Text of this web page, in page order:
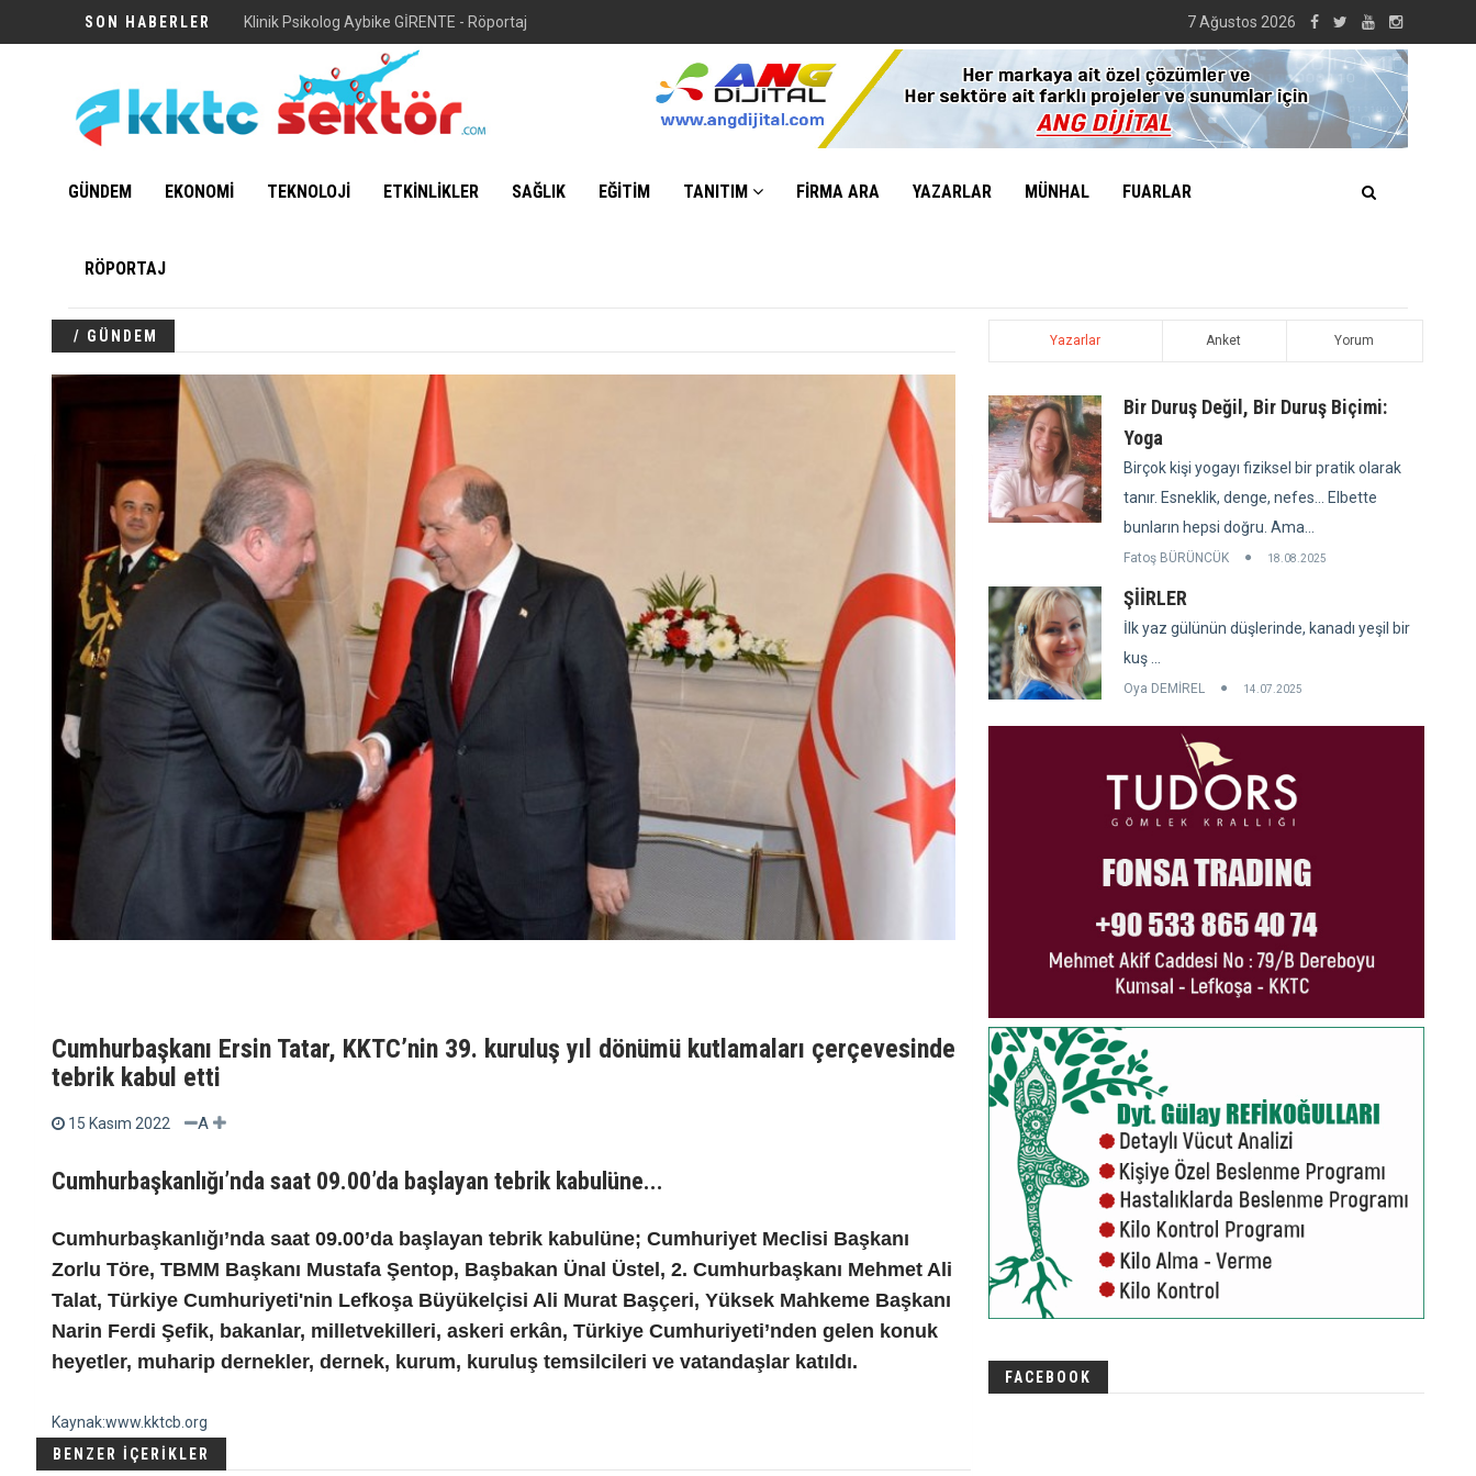
SON HABERLER Klinik Psikolog Aybike GİRENTE - Röportaj 7 Ağustos 2026
GÜNDEM EKONOMİ TEKNOLOJİ ETKİNLİKLER SAĞLIK EĞİTİM TANITIM FİRMA ARA YAZARLAR MÜNHAL FUARLAR
RÖPORTAJ
/ GÜNDEM
Cumhurbaşkanı Ersin Tatar, KKTC’nin 39. kuruluş yıl dönümü kutlamaları çerçevesinde
tebrik kabul etti
15 Kasım 2022 A
Cumhurbaşkanlığı’nda saat 09.00’da başlayan tebrik kabulüne...
Cumhurbaşkanlığı’nda saat 09.00’da başlayan tebrik kabulüne; Cumhuriyet Meclisi Başkanı
Zorlu Töre, TBMM Başkanı Mustafa Şentop, Başbakan Ünal Üstel, 2. Cumhurbaşkanı Mehmet Ali
Talat, Türkiye Cumhuriyeti'nin Lefkoşa Büyükelçisi Ali Murat Başçeri, Yüksek Mahkeme Başkanı
Narin Ferdi Şefik, bakanlar, milletvekilleri, askeri erkân, Türkiye Cumhuriyeti’nden gelen konuk
heyetler, muharip dernekler, dernek, kurum, kuruluş temsilcileri ve vatandaşlar katıldı.
Kaynak:www.kktcb.org
BENZER İÇERİKLER
Yazarlar Anket Yorum
Bir Duruş Değil, Bir Duruş Biçimi:
Yoga
Birçok kişi yogayı fiziksel bir pratik olarak
tanır. Esneklik, denge, nefes... Elbette
bunların hepsi doğru. Ama...
Fatoş BÜRÜNCÜK 18.08.2025
ŞİİRLER
İlk yaz gülünün düşlerinde, kanadı yeşil bir
kuş ...
Oya DEMİREL 14.07.2025
FACEBOOK